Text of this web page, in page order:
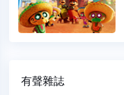
有聲雜誌